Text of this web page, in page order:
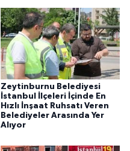
Zeytinburnu Belediyesi
İstanbul İlçeleri İçinde En
Hızlı İnşaat Ruhsatı Veren
Belediyeler Arasında Yer
Alıyor